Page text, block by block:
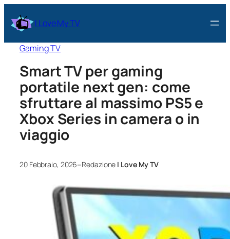
I Love My TV
Gaming TV
Smart TV per gaming
portatile next gen: come
sfruttare al massimo PS5 e
Xbox Series in camera o in
viaggio
20 Febbraio, 2026–Redazione I Love My TV